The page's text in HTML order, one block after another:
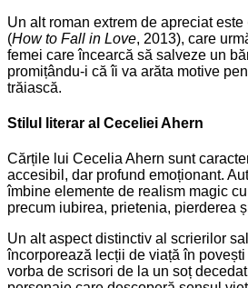
Un alt roman extrem de apreciat este
(How to Fall in Love, 2013), care
femei care încearcă să salveze un
promițându-i că îi va arăta motive
trăiască.
Stilul literar al Ceceliei Ahern
Cărțile lui Cecelia Ahern sunt
accesibil, dar profund emoționant.
îmbine elemente de realism magic
precum iubirea, prietenia, pierderea
Un alt aspect distinctiv al scrierilor
încorporează lecții de viață în
vorba de scrisori de la un soț